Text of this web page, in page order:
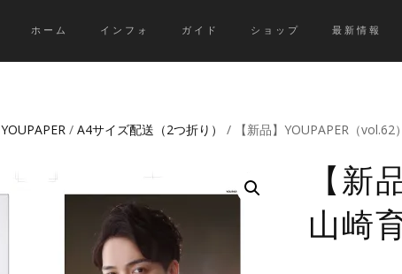
ホーム インフォ ガイド ショップ 最新情報
YOUPAPER / A4サイズ配送（2つ折り） / 【新品】YOUPAPER（vol.62
【新
山崎